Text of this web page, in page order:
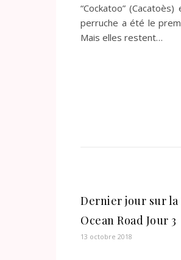
“Cockatoo”
perruche a été le
Mais elles restent…
Dernier jour sur la
Ocean Road Jour 3
13 octobre 2018